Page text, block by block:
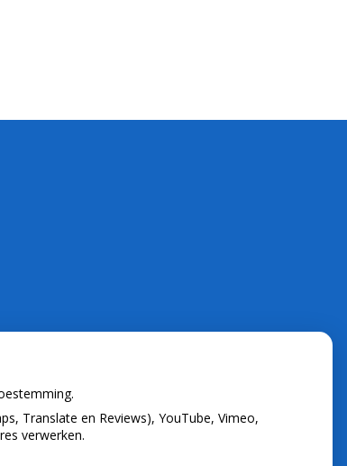
Translate en Reviews), YouTube, Vimeo,
verwerken.